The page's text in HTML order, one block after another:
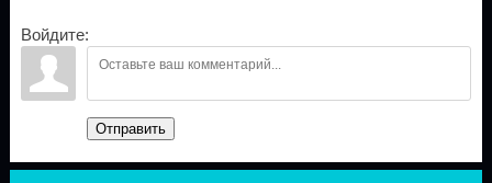
Войдите:
Отправить